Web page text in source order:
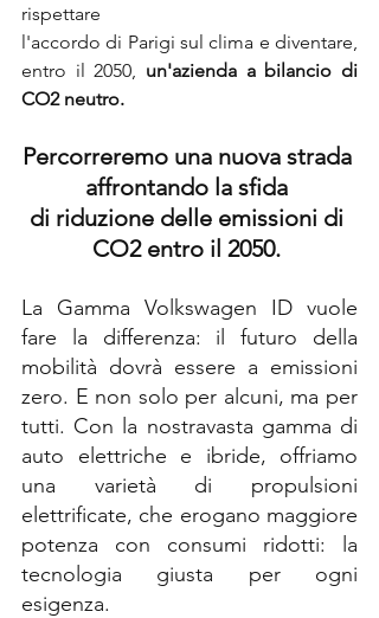
rispettare
l'accordo di Parigi sul clima e diventare,
entro il 2050, un'azienda a bilancio di
CO2 neutro.
Percorreremo una nuova strada
affrontando la sfida
di riduzione delle emissioni di
CO2 entro il 2050.
La Gamma Volkswagen ID vuole
fare la differenza: il futuro della
mobilità dovrà essere a emissioni
zero. E non solo per alcuni, ma per
tutti. Con la nostravasta gamma di
auto elettriche e ibride, offriamo
una varietà di propulsioni
elettrificate, che erogano maggiore
potenza con consumi ridotti: la
tecnologia giusta per ogni
esigenza.